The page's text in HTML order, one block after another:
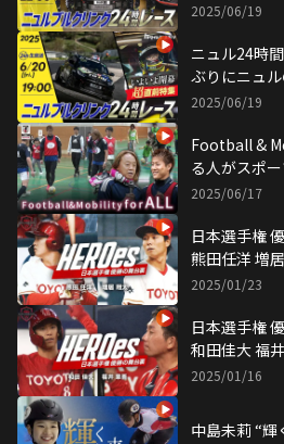
2025/06/19
ニュル24時
ぶりにニュル
2025/06/19
Football &
る人がスポ
2025/06/17
日本選手権
熊田任洋 増
2025/01/23
日本選手権
和田佳大 福
2025/01/16
中島未莉 “輝